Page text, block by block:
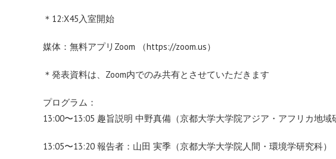
＊12:X45入室開始
媒体：無料アプリZoom （https://zoom.us）
＊発表資料は、Zoom内でのみ共有とさせていただきます
プログラム：
13:00〜13:05 趣旨説明 中野真備（京都大学大学院アジア・アフリカ地域
13:05〜13:20 報告者：山田 実季（京都大学大学院人間・環境学研究科）